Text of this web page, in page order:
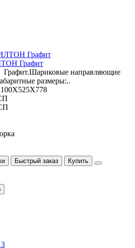
Графит
направляющие
размеры:..
Быстрый заказ Купить